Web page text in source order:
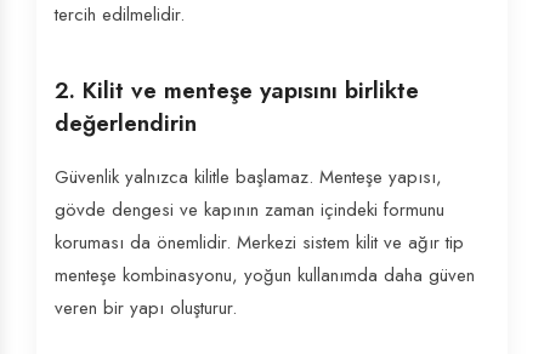
tercih edilmelidir.
2. Kilit ve menteşe yapısını birlikte
değerlendirin
Güvenlik yalnızca kilitle başlamaz. Menteşe yapısı,
gövde dengesi ve kapının zaman içindeki formunu
koruması da önemlidir. Merkezi sistem kilit ve ağır tip
menteşe kombinasyonu, yoğun kullanımda daha güven
veren bir yapı oluşturur.